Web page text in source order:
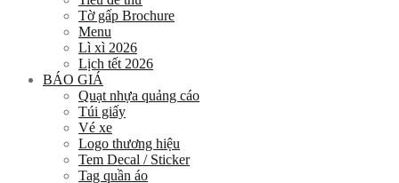
Tờ gấp Brochure
Menu
Lì xì 2026
Lịch tết 2026
BÁO GIÁ
Quạt nhựa quảng cáo
Túi giấy
Vé xe
Logo thương hiệu
Tem Decal / Sticker
Tag quần áo